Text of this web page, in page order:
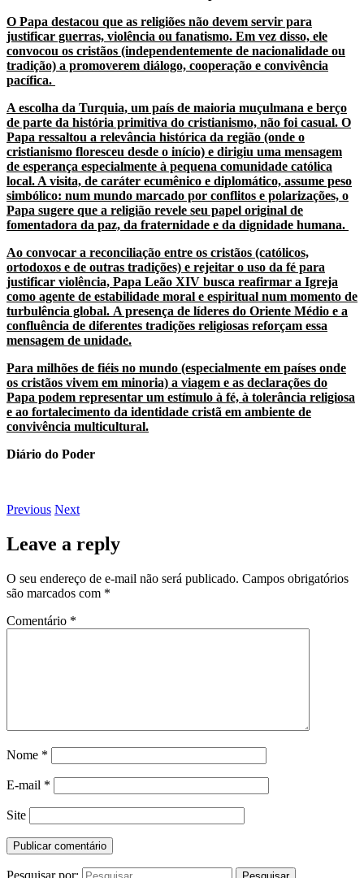
O Papa destacou que as religiões não devem servir para
justificar guerras, violência ou fanatismo. Em vez disso, ele
convocou os cristãos (independentemente de nacionalidade ou
tradição) a promoverem diálogo, cooperação e convivência
pacífica.
A escolha da Turquia, um país de maioria muçulmana e berço
de parte da história primitiva do cristianismo, não foi casual. O
Papa ressaltou a relevância histórica da região (onde o
cristianismo floresceu desde o início) e dirigiu uma mensagem
de esperança especialmente à pequena comunidade católica
local. A visita, de caráter ecumênico e diplomático, assume peso
simbólico: num mundo marcado por conflitos e polarizações, o
Papa sugere que a religião revele seu papel original de
fomentadora da paz, da fraternidade e da dignidade humana.
Ao convocar a reconciliação entre os cristãos (católicos,
ortodoxos e de outras tradições) e rejeitar o uso da fé para
justificar violência, Papa Leão XIV busca reafirmar a Igreja
como agente de estabilidade moral e espiritual num momento de
turbulência global. A presença de líderes do Oriente Médio e a
confluência de diferentes tradições religiosas reforçam essa
mensagem de unidade.
Para milhões de fiéis no mundo (especialmente em países onde
os cristãos vivem em minoria) a viagem e as declarações do
Papa podem representar um estímulo à fé, à tolerância religiosa
e ao fortalecimento da identidade cristã em ambiente de
convivência multicultural.
Diário do Poder
Previous Next
Leave a reply
O seu endereço de e-mail não será publicado. Campos obrigatórios
são marcados com *
Comentário *
Nome *
E-mail *
Site
Pesquisar por: